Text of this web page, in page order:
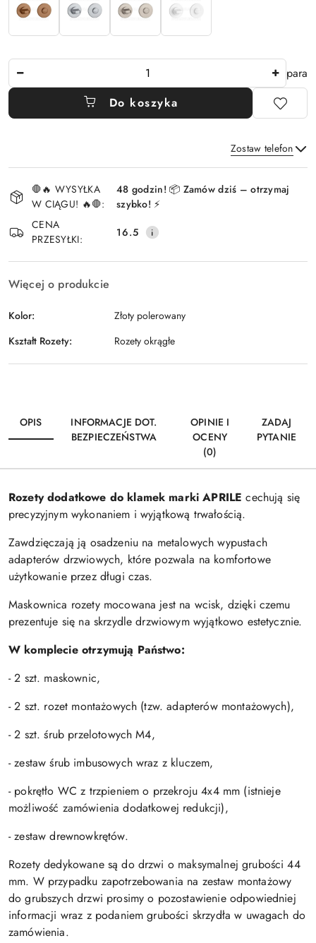
para
Do koszyka
Zostaw telefon
Wyślij
i
dostawa
🛑🔥 WYSYŁKA
W CIĄGU! 🔥🛑:
48 godzin! 📦 Zamów dziś – otrzymaj
szybko! ⚡
CENA
PRZESYŁKI:
16.5
Więcej o produkcie
Kolor:
Złoty polerowany
Kształt Rozety:
Rozety okrągłe
OPIS
INFORMACJE DOT.
BEZPIECZEŃSTWA
OPINIE I
OCENY
(0)
ZADAJ
PYTANIE
Rozety dodatkowe do klamek marki APRILE cechują się
precyzyjnym wykonaniem i wyjątkową trwałością.
Zawdzięczają ją osadzeniu na metalowych wypustach
adapterów drzwiowych, które pozwala na komfortowe
użytkowanie przez długi czas.
Maskownica rozety mocowana jest na wcisk, dzięki czemu
prezentuje się na skrzydle drzwiowym wyjątkowo estetycznie.
W komplecie otrzymują Państwo:
- 2 szt. maskownic,
- 2 szt. rozet montażowych (tzw. adapterów montażowych),
- 2 szt. śrub przelotowych M4,
- zestaw śrub imbusowych wraz z kluczem,
- pokrętło WC z trzpieniem o przekroju 4x4 mm (istnieje
możliwość zamówienia dodatkowej redukcji),
- zestaw drewnowkrętów.
Rozety dedykowane są do drzwi o maksymalnej grubości 44
mm. W przypadku zapotrzebowania na zestaw montażowy
do grubszych drzwi prosimy o pozostawienie odpowiedniej
informacji wraz z podaniem grubości skrzydła w uwagach do
zamówienia.